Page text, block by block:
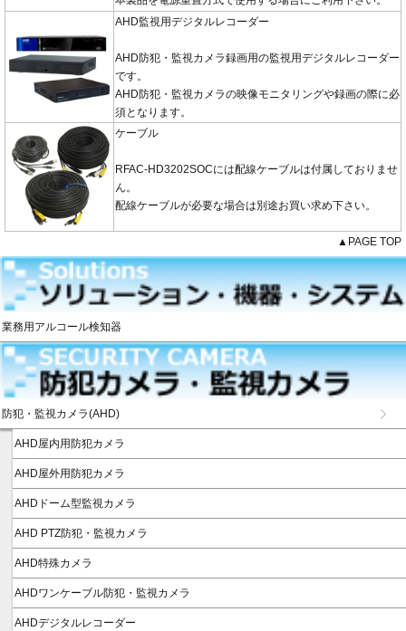
AHD監視用デジタルレコーダー
AHD防犯・監視カメラ録画用の監視用デジタルレコーダー
です。
AHD防犯・監視カメラの映像モニタリングや録画の際に必
須となります。
ケーブル
RFAC-HD3202SOCには配線ケーブルは付属しておりませ
ん。
配線ケーブルが必要な場合は別途お買い求め下さい。
▲PAGE TOP
業務用アルコール検知器
防犯・監視カメラ(AHD)
AHD屋内用防犯カメラ
AHD屋外用防犯カメラ
AHDドーム型監視カメラ
AHD PTZ防犯・監視カメラ
AHD特殊カメラ
AHDワンケーブル防犯・監視カメラ
AHDデジタルレコーダー